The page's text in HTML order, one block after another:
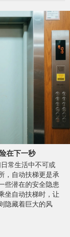
在下一秒
常生活中不可或
，自动扶梯更是承
些潜在的安全隐患
坐自动扶梯时，让
隐藏着巨大的风